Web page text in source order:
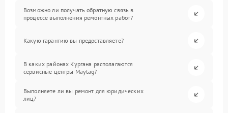
Возможно ли получать обратную связь в
процессе выполнения ремонтных работ?
Какую гарантию вы предоставляете?
В каких районах Кургана располагаются
сервисные центры Maytag?
Выполняете ли вы ремонт для юридических
лиц?